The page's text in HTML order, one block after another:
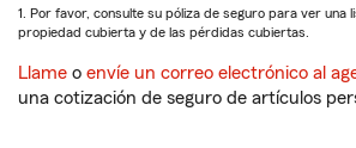
1. Por favor, consulte su póliza de seguro para ver una
propiedad cubierta y de las pérdidas cubiertas.
Llame o envíe un correo electrónico al
una cotización de seguro de artículos